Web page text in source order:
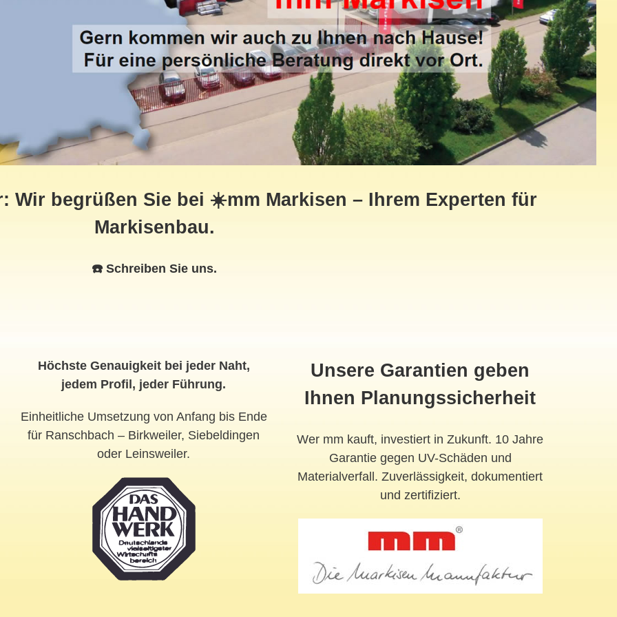
Wir begrüßen Sie bei ☀️mm Markisen – Ihrem Experten für
Markisenbau.
☎️ Schreiben Sie uns.
Höchste Genauigkeit bei jeder Naht,
jedem Profil, jeder Führung.
Einheitliche Umsetzung von Anfang bis Ende
für Ranschbach – Birkweiler, Siebeldingen
oder Leinsweiler.
Unsere Garantien geben
Ihnen Planungssicherheit
Wer mm kauft, investiert in Zukunft. 10 Jahre
Garantie gegen UV-Schäden und
Materialverfall. Zuverlässigkeit, dokumentiert
und zertifiziert.